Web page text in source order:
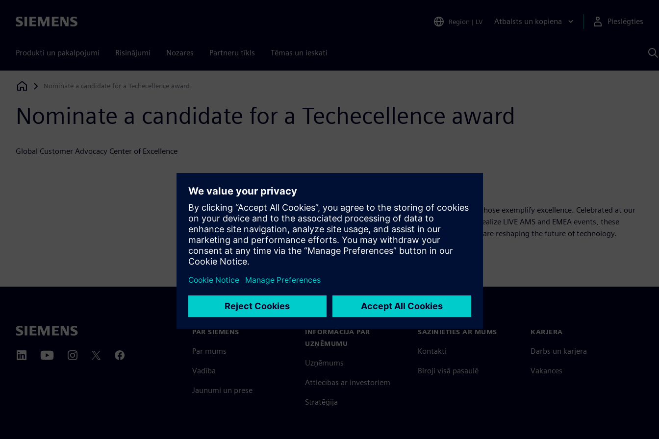
Siemens Region | LV Atbalsts un kopiena Pieslēgties
Produkti un pakalpojumi Risinājumi Nozares Partneru tīkls Tēmas un ieskati
Siemens Digital Industries Software
Nominate a candidate for a Techecellence award
Nominate a candidate for a Techecellence award
Global Customer Advocacy Center of Excellence
Nominate those exemplify excellence. Celebrated at our
exclusive Realize LIVE AMS and EMEA events, these
visionaries are reshaping the future of technology.
PAR SIEMENS
Par mums
Vadība
Jaunumi un prese
INFORMĀCIJA PAR
UZŅĒMUMU
Uzņēmums
Attiecības ar investoriem
Stratēģija
SAZINIETIES AR MUMS
Kontakti
Biroji visā pasaulē
KARJERA
Darbs un karjera
Vakances